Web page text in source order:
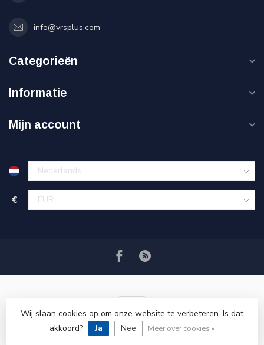
info@vrsplus.com
Categorieën
Informatie
Mijn account
€
© Copyright 2026 VRSPLUS
Wij slaan cookies op om onze website te verbeteren. Is dat
akkoord?
Ja Nee Meer over cookies »